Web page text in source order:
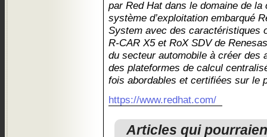
par Red Hat dans le domaine de
système d’exploitation embarqué
System avec des caractéristiques
R-CAR X5 et RoX SDV de
du secteur automobile à créer des
des plateformes de calcul
fois abordables et certifiées sur le
https://www.redhat.com/
Articles qui